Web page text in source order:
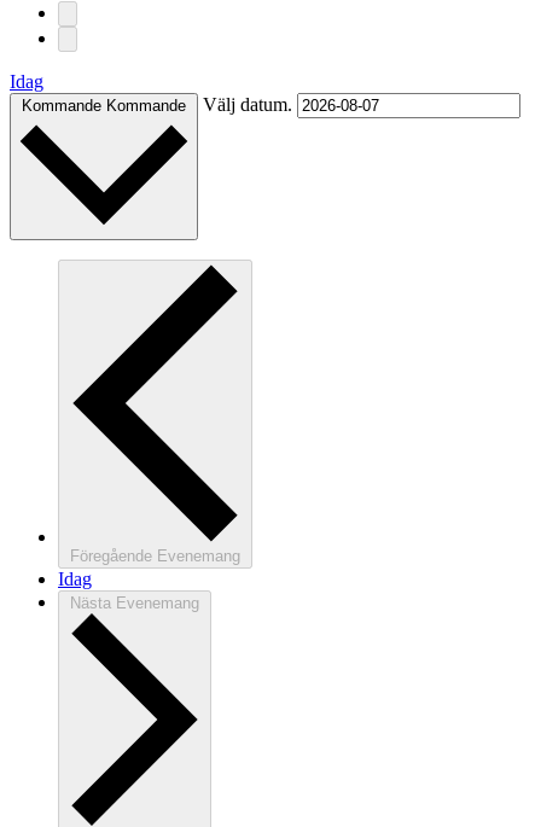
Idag
Kommande Kommande Välj datum.
Föregående Evenemang
Idag
Nästa Evenemang